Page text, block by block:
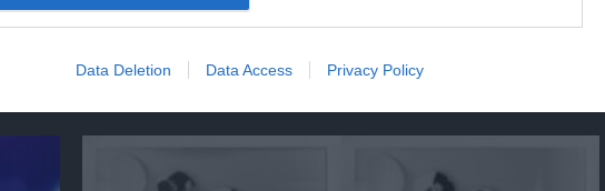
Data Deletion Data Access Privacy Policy